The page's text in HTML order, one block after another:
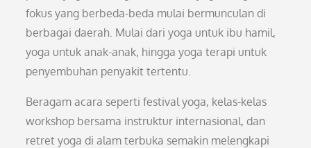
fokus yang berbeda-beda mulai bermunculan di
berbagai daerah. Mulai dari yoga untuk ibu hamil,
yoga untuk anak-anak, hingga yoga terapi untuk
penyembuhan penyakit tertentu.
Beragam acara seperti festival yoga, kelas-kelas
workshop bersama instruktur internasional, dan
retret yoga di alam terbuka semakin melengkapi